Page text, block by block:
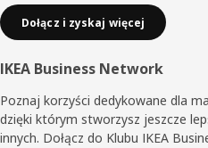
Dołącz i zyskaj więcej
IKEA Business Network
Poznaj korzyści dedykowane dla
dzięki którym stworzysz jeszcze
innych. Dołącz do Klubu IKEA